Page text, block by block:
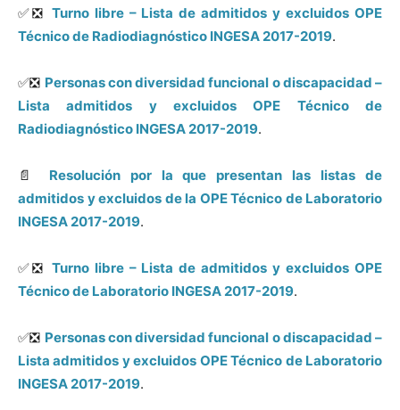
✅❎ Turno libre – Lista de admitidos y excluidos OPE
Técnico de Radiodiagnóstico INGESA 2017-2019.
✅❎ Personas con diversidad funcional o discapacidad –
Lista admitidos y excluidos OPE Técnico de
Radiodiagnóstico INGESA 2017-2019.
📄 Resolución por la que presentan las listas de
admitidos y excluidos de la OPE Técnico de Laboratorio
INGESA 2017-2019.
✅❎ Turno libre – Lista de admitidos y excluidos OPE
Técnico de Laboratorio INGESA 2017-2019.
✅❎ Personas con diversidad funcional o discapacidad –
Lista admitidos y excluidos OPE Técnico de Laboratorio
INGESA 2017-2019.